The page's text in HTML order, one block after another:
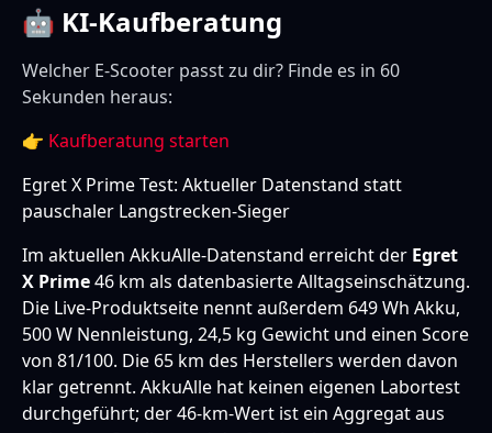
🤖 KI-Kaufberatung
Welcher E-Scooter passt zu dir? Finde es in 60
Sekunden heraus:
👉 Kaufberatung starten
Egret X Prime Test: Aktueller Datenstand statt
pauschaler Langstrecken-Sieger
Im aktuellen AkkuAlle-Datenstand erreicht der Egret
X Prime46 km als datenbasierte Alltagseinschätzung.
Die Live-Produktseite nennt außerdem 649 Wh Akku,
500 W Nennleistung, 24,5 kg Gewicht und einen Score
von 81/100. Die 65 km des Herstellers werden davon
klar getrennt. AkkuAlle hat keinen eigenen Labortest
durchgeführt; der 46-km-Wert ist ein Aggregat aus